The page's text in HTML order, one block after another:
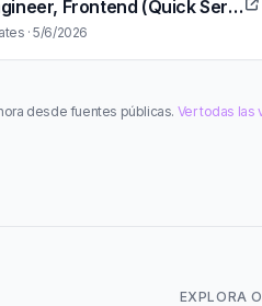
Senior Software Engineer, Frontend (Quick Service)
· 5/6/2026
desde fuentes públicas. Ver todas las
EXPLORA